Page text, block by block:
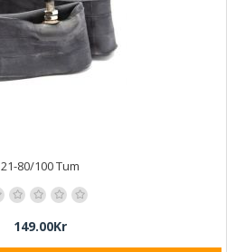
21-80/100 Tum
149.00Kr